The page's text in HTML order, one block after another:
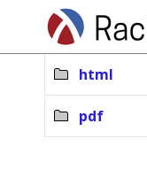
html
pdf